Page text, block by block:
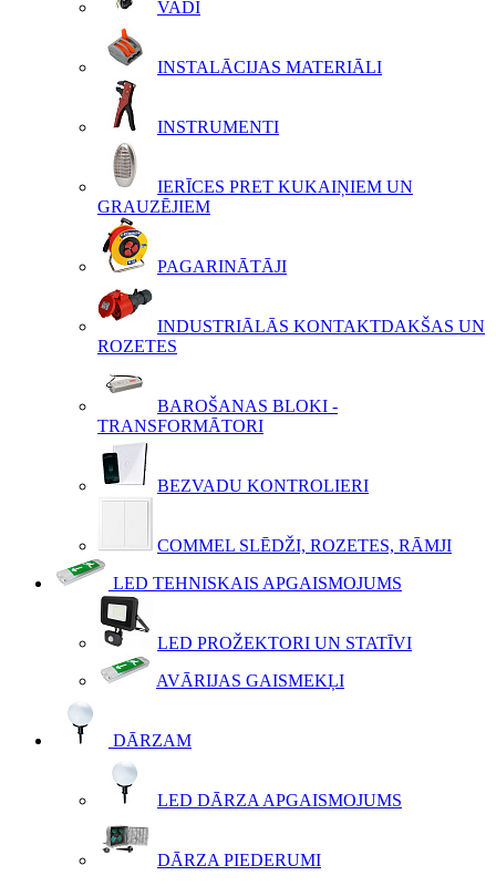
VADI
INSTALĀCIJAS MATERIĀLI
INSTRUMENTI
IERĪCES PRET KUKAIŅIEM UN
GRAUZĒJIEM
PAGARINĀTĀJI
INDUSTRIĀLĀS KONTAKTDAKŠAS UN
ROZETES
BAROŠANAS BLOKI -
TRANSFORMĀTORI
BEZVADU KONTROLIERI
COMMEL SLĒDŽI, ROZETES, RĀMJI
LED TEHNISKAIS APGAISMOJUMS
LED PROŽEKTORI UN STATĪVI
AVĀRIJAS GAISMEKĻI
DĀRZAM
LED DĀRZA APGAISMOJUMS
DĀRZA PIEDERUMI